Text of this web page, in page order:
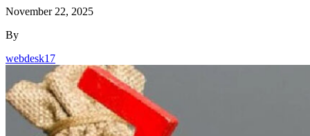
November 22, 2025
By
webdesk17